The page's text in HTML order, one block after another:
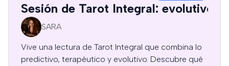
Sesión de Tarot Integral: evolutivo,
SARA
Vive una lectura de Tarot Integral que combina lo
predictivo, terapéutico y evolutivo. Descubre qué